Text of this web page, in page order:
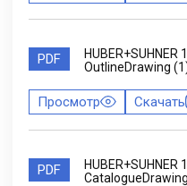
PDF
OutlineDrawing
Просмотр Скачать
PDF